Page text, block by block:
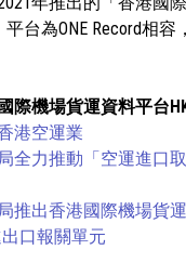
平台為ONE Record相
際機場貨運資料平台
港空運業
全力推動「空運進口
推出香港國際機場貨
口報關單元